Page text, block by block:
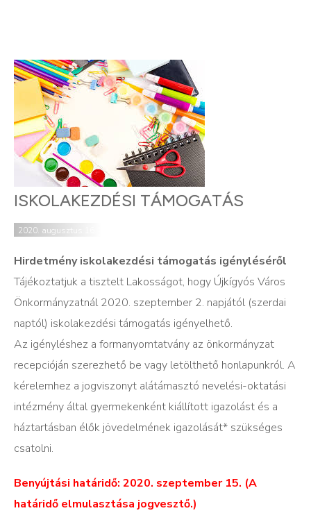
ISKOLAKEZDÉSI TÁMOGATÁS
2020. augusztus 16.
Hirdetmény iskolakezdési támogatás igényléséről
Tájékoztatjuk a tisztelt Lakosságot, hogy Újkígyós Város
Önkormányzatnál 2020. szeptember 2. napjától (szerdai
naptól) iskolakezdési támogatás igényelhető.
Az igényléshez a formanyomtatvány az önkormányzat
recepcióján szerezhető be vagy letölthető honlapunkról. A
kérelemhez a jogviszonyt alátámasztó nevelési-oktatási
intézmény által gyermekenként kiállított igazolást és a
háztartásban élők jövedelmének igazolását* szükséges
csatolni.
Benyújtási határidő: 2020. szeptember 15. (A
határidő elmulasztása jogvesztő.)